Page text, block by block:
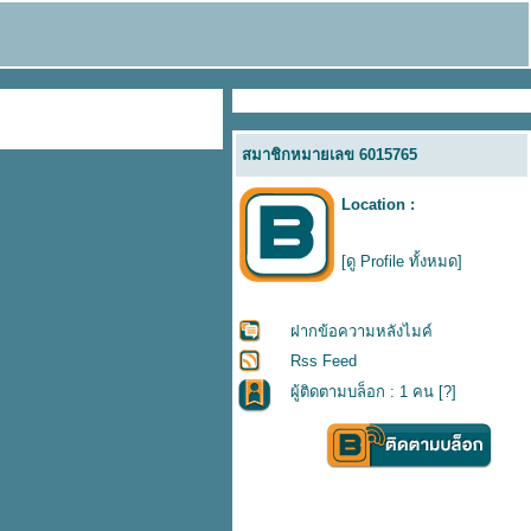
สมาชิกหมายเลข 6015765
Location :
[ดู Profile ทั้งหมด]
ฝากข้อความหลังไมค์
Rss Feed
ผู้ติดตามบล็อก : 1 คน [?]